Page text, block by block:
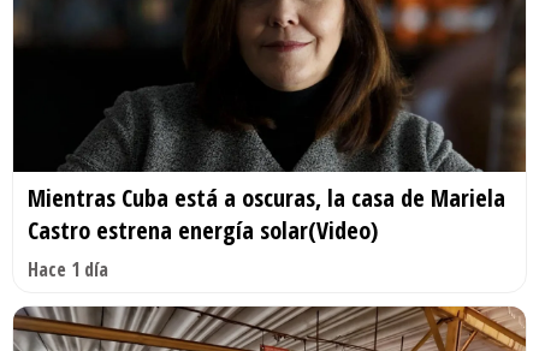
Mientras Cuba está a oscuras, la casa de Mariela
Castro estrena energía solar(Video)
Hace 1 día